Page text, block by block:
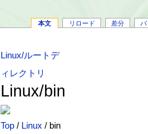
本文 リロード 差分 バ
Linux/ルートデ
ィレクトリ
Linux/bin
Top / Linux / bin